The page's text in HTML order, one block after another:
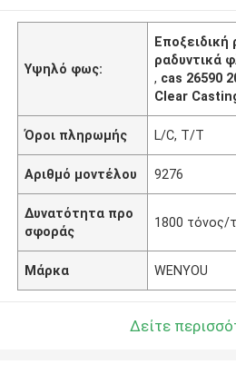
Υψηλό φως:
Εποξειδική
ραδυντικά
, cas 26590
Clear
Όροι πληρωμής L/C, T/T
Αριθμό μοντέλου 9276
Δυνατότητα προ
σφοράς
1800 τόνος/
Μάρκα WENYOU
Δείτε